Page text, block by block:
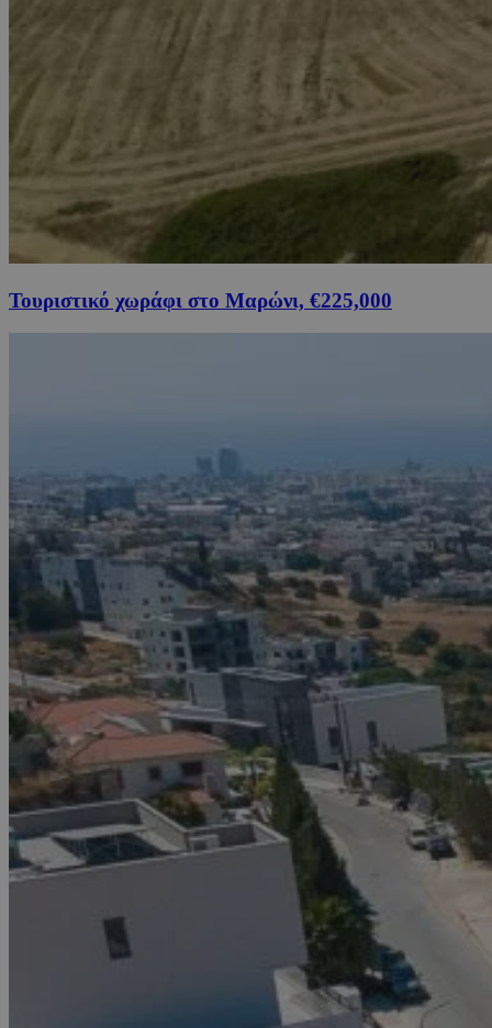
Τουριστικό χωράφι στο Μαρώνι, €225,000